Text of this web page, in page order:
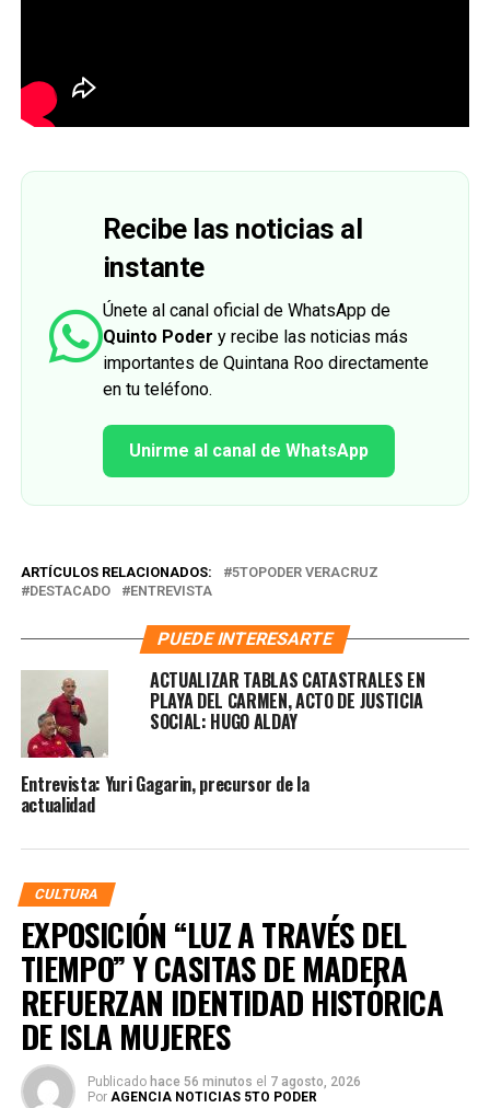
Recibe las noticias al
instante
Únete al canal oficial de WhatsApp de
Quinto Poder y recibe las noticias más
importantes de Quintana Roo directamente
en tu teléfono.
Unirme al canal de WhatsApp
ARTÍCULOS RELACIONADOS:
5TOPODER VERACRUZ
DESTACADO
ENTREVISTA
PUEDE INTERESARTE
ACTUALIZAR TABLAS CATASTRALES EN
PLAYA DEL CARMEN, ACTO DE JUSTICIA
SOCIAL: HUGO ALDAY
Entrevista: Yuri Gagarin, precursor de la
actualidad
CULTURA
EXPOSICIÓN “LUZ A TRAVÉS DEL
TIEMPO” Y CASITAS DE MADERA
REFUERZAN IDENTIDAD HISTÓRICA
DE ISLA MUJERES
Publicado hace 56 minutos el 7 agosto, 2026
Por AGENCIA NOTICIAS 5TO PODER